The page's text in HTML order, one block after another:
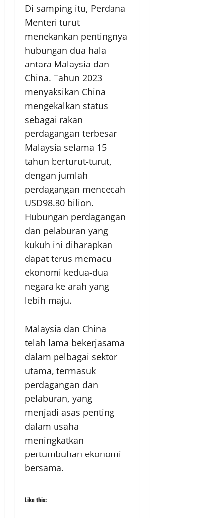
Di samping itu, Perdana
Menteri turut
menekankan pentingnya
hubungan dua hala
antara Malaysia dan
China. Tahun 2023
menyaksikan China
mengekalkan status
sebagai rakan
perdagangan terbesar
Malaysia selama 15
tahun berturut-turut,
dengan jumlah
perdagangan mencecah
USD98.80 bilion.
Hubungan perdagangan
dan pelaburan yang
kukuh ini diharapkan
dapat terus memacu
ekonomi kedua-dua
negara ke arah yang
lebih maju.
Malaysia dan China
telah lama bekerjasama
dalam pelbagai sektor
utama, termasuk
perdagangan dan
pelaburan, yang
menjadi asas penting
dalam usaha
meningkatkan
pertumbuhan ekonomi
bersama.
Like this: